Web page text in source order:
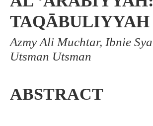
Azmy Ali Muchtar, Ibnie
Utsman Utsman
ABSTRACT